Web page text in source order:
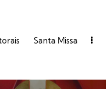
Santa Missa